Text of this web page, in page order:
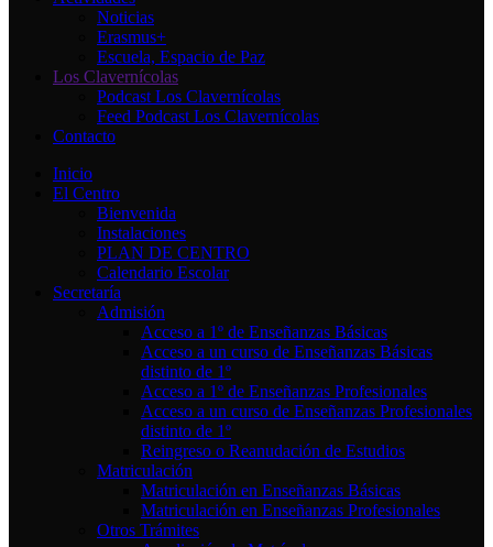
Noticias
Erasmus+
Escuela, Espacio de Paz
Los Clavernícolas
Podcast Los Clavernícolas
Feed Podcast Los Clavernícolas
Contacto
Inicio
El Centro
Bienvenida
Instalaciones
PLAN DE CENTRO
Calendario Escolar
Secretaría
Admisión
Acceso a 1º de Enseñanzas Básicas
Acceso a un curso de Enseñanzas Básicas
distinto de 1º
Acceso a 1º de Enseñanzas Profesionales
Acceso a un curso de Enseñanzas Profesionales
distinto de 1º
Reingreso o Reanudación de Estudios
Matriculación
Matriculación en Enseñanzas Básicas
Matriculación en Enseñanzas Profesionales
Otros Trámites